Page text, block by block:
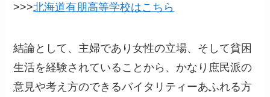
>>>北海道有朋高等学校はこちら
結論として、主婦であり女性の立場、そして貧困
生活を経験されていることから、かなり庶民派の
意見や考え方のできるバイタリティーあふれる方